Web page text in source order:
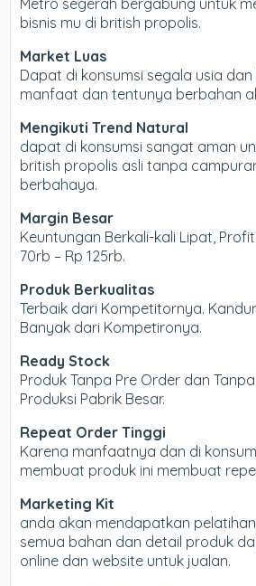
Metro segerah bergabung untuk
bisnis mu di british propolis.
Market Luas
Dapat di konsumsi segala usia
manfaat dan tentunya berbahan
Mengikuti Trend Natural
dapat di konsumsi sangat aman
british propolis asli tanpa
berbahaya.
Margin Besar
Keuntungan Berkali-kali Lipat,
70rb – Rp 125rb.
Produk Berkualitas
Terbaik dari Kompetitornya.
Banyak dari Kompetironya.
Ready Stock
Produk Tanpa Pre Order dan
Produksi Pabrik Besar.
Repeat Order Tinggi
Karena manfaatnya dan di
membuat produk ini membuat
Marketing Kit
anda akan mendapatkan pelatihan
semua bahan dan detail produk
online dan website untuk jualan.